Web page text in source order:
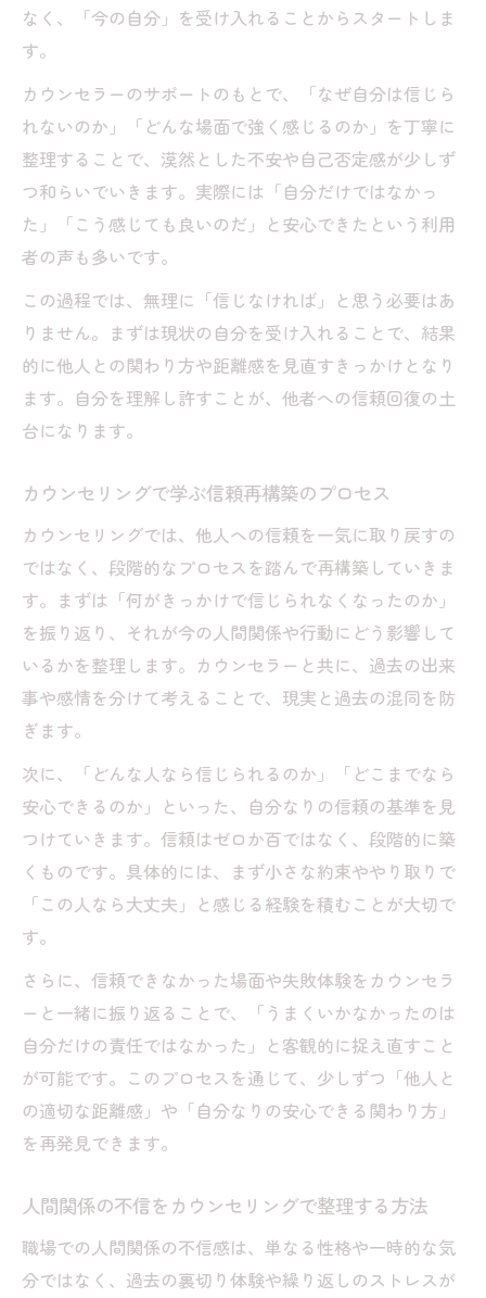
なく、「今の自分」を受け入れることからスタートしま
す。
カウンセラーのサポートのもとで、「なぜ自分は信じら
れないのか」「どんな場面で強く感じるのか」を丁寧に
整理することで、漠然とした不安や自己否定感が少しず
つ和らいでいきます。実際には「自分だけではなかっ
た」「こう感じても良いのだ」と安心できたという利用
者の声も多いです。
この過程では、無理に「信じなければ」と思う必要はあ
りません。まずは現状の自分を受け入れることで、結果
的に他人との関わり方や距離感を見直すきっかけとなり
ます。自分を理解し許すことが、他者への信頼回復の土
台になります。
カウンセリングで学ぶ信頼再構築のプロセス
カウンセリングでは、他人への信頼を一気に取り戻すの
ではなく、段階的なプロセスを踏んで再構築していきま
す。まずは「何がきっかけで信じられなくなったのか」
を振り返り、それが今の人間関係や行動にどう影響して
いるかを整理します。カウンセラーと共に、過去の出来
事や感情を分けて考えることで、現実と過去の混同を防
ぎます。
次に、「どんな人なら信じられるのか」「どこまでなら
安心できるのか」といった、自分なりの信頼の基準を見
つけていきます。信頼はゼロか百ではなく、段階的に築
くものです。具体的には、まず小さな約束ややり取りで
「この人なら大丈夫」と感じる経験を積むことが大切で
す。
さらに、信頼できなかった場面や失敗体験をカウンセラ
ーと一緒に振り返ることで、「うまくいかなかったのは
自分だけの責任ではなかった」と客観的に捉え直すこと
が可能です。このプロセスを通じて、少しずつ「他人と
の適切な距離感」や「自分なりの安心できる関わり方」
を再発見できます。
人間関係の不信をカウンセリングで整理する方法
職場での人間関係の不信感は、単なる性格や一時的な気
分ではなく、過去の裏切り体験や繰り返しのストレスが